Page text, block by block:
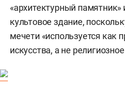
«архитектурный памятник»
культовое здание,
мечети «используется как
искусства, а не